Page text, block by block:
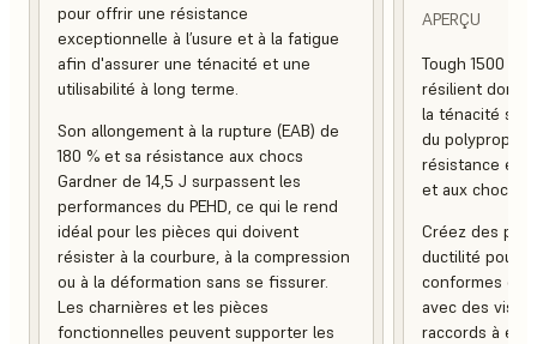
pour offrir une résistance
exceptionnelle à l’usure et à la fatigue
afin d'assurer une ténacité et une
utilisabilité à long terme.
Son allongement à la rupture (EAB) de
180 % et sa résistance aux chocs
Gardner de 14,5 J surpassent les
performances du PEHD, ce qui le rend
idéal pour les pièces qui doivent
résister à la courbure, à la compression
ou à la déformation sans se fissurer.
Les charnières et les pièces
fonctionnelles peuvent supporter les
APERÇU
Tough 1500
résilient dont
la ténacité
du
résistance
et aux chocs.
Créez des
ductilité pour
conformes ou
avec des vis
raccords à